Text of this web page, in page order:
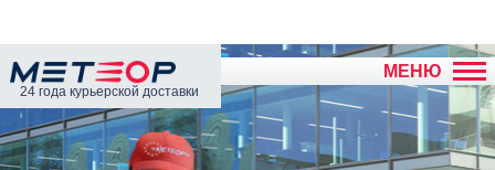
24 года курьерской доставки
МЕНЮ